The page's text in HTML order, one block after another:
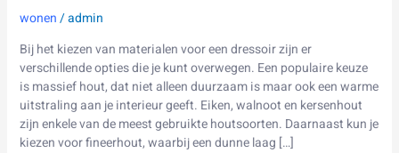
wonen/admin
Bij het kiezen van materialen voor een dressoir zijn er
verschillende opties die je kunt overwegen. Een populaire keuze
is massief hout, dat niet alleen duurzaam is maar ook een warme
uitstraling aan je interieur geeft. Eiken, walnoot en kersenhout
zijn enkele van de meest gebruikte houtsoorten. Daarnaast kun je
kiezen voor fineerhout, waarbij een dunne laag […]
het
kiezen
van
het
perfecte
dressoir